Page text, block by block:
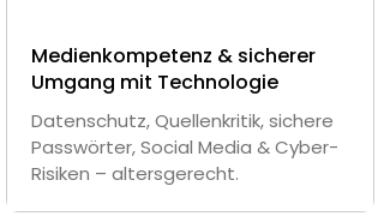
Medienkompetenz & sicherer
Umgang mit Technologie
Datenschutz, Quellenkritik, sichere
Passwörter, Social Media & Cyber-
Risiken – altersgerecht.